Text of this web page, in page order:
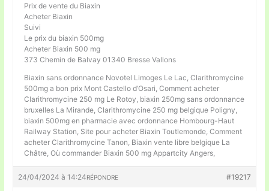
Prix de vente du Biaxin
Acheter Biaxin
Suivi
Le prix du biaxin 500mg
Acheter Biaxin 500 mg
373 Chemin de Balvay 01340 Bresse Vallons
Biaxin sans ordonnance Novotel Limoges Le Lac, Clarithromycine
500mg a bon prix Mont Castello d’Osari, Comment acheter
Clarithromycine 250 mg Le Rotoy, biaxin 250mg sans ordonnance
bruxelles La Mirande, Clarithromycine 250 mg belgique Poligny,
biaxin 500mg en pharmacie avec ordonnance Hombourg-Haut
Railway Station, Site pour acheter Biaxin Toutlemonde, Comment
acheter Clarithromycine Tanon, Biaxin vente libre belgique La
Châtre, Où commander Biaxin 500 mg Appartcity Angers,
24/04/2024 à 14:24 #19217
RÉPONDRE